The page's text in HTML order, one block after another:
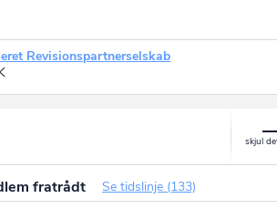
Revisionspartnerselskab
fratrådt
Se tidslinje (133)